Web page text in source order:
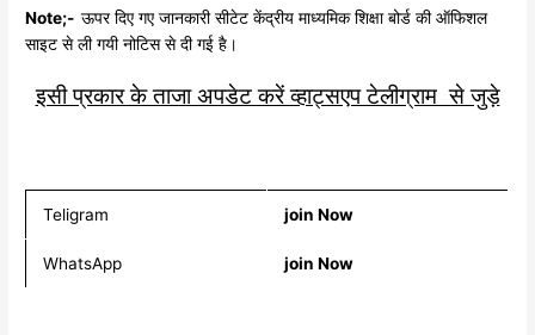
Note;-ऊपर दिए गए जानकारी सीटेट केंद्रीय माध्यमिक शिक्षा बोर्ड की ऑफिशल
साइट से ली गयी नोटिस से दी गई है।
इसी प्रकार के ताजा अपडेट करें व्हाट्सएप टेलीग्राम से जुड़े
Teligram join Now
WhatsApp join Now